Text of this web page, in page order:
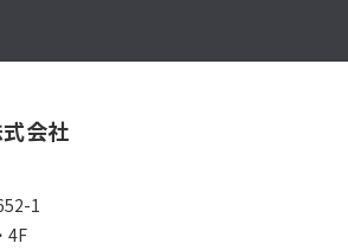
会社
1
4F